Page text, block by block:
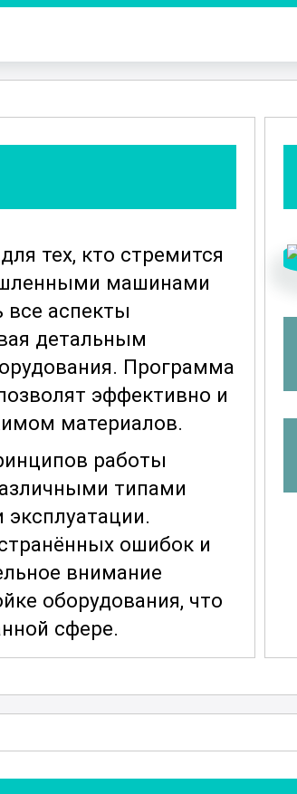
тех, кто стремится
машинами
все аспекты
детальным
Программа
эффективно и
материалов.
работы
типами
ошибок и
внимание
оборудования, что
сфере.
различных
полученные
отжима, а также
понимание
разобраться с